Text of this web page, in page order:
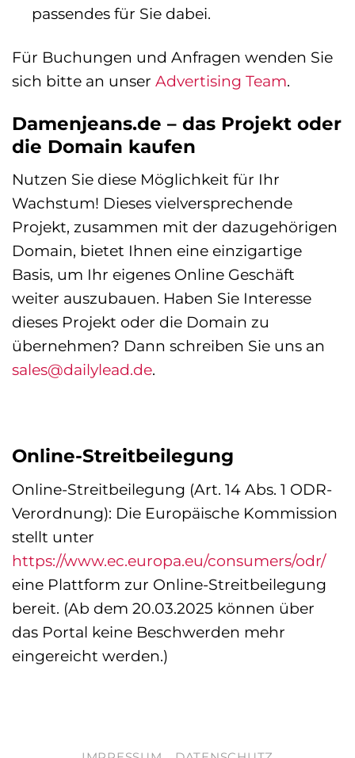
passendes für Sie dabei.
Für Buchungen und Anfragen wenden Sie
sich bitte an unser Advertising Team.
Damenjeans.de – das Projekt oder
die Domain kaufen
Nutzen Sie diese Möglichkeit für Ihr
Wachstum! Dieses vielversprechende
Projekt, zusammen mit der dazugehörigen
Domain, bietet Ihnen eine einzigartige
Basis, um Ihr eigenes Online Geschäft
weiter auszubauen. Haben Sie Interesse
dieses Projekt oder die Domain zu
übernehmen? Dann schreiben Sie uns an
sales@dailylead.de.
Online-Streitbeilegung
Online-Streitbeilegung (Art. 14 Abs. 1 ODR-
Verordnung): Die Europäische Kommission
stellt unter
https://www.ec.europa.eu/consumers/odr/
eine Plattform zur Online-Streitbeilegung
bereit. (Ab dem 20.03.2025 können über
das Portal keine Beschwerden mehr
eingereicht werden.)